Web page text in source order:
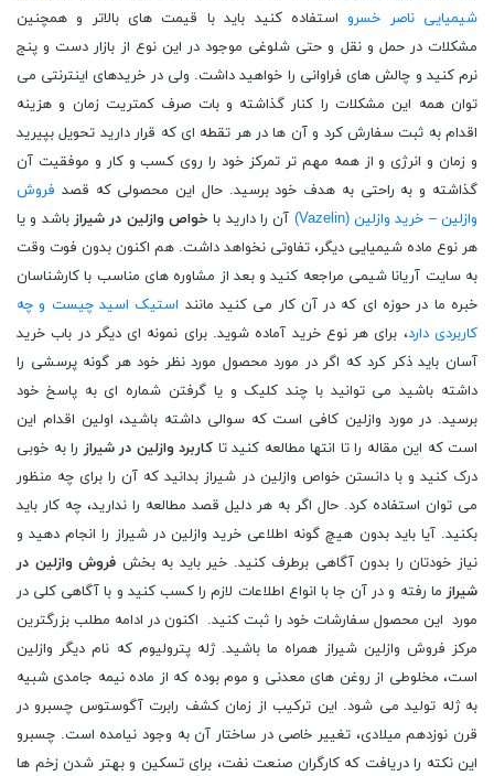
شیمیایی ناصر خسرو استفاده کنید باید با قیمت های بالاتر و همچنین
مشکلات در حمل و نقل و حتی شلوغی موجود در این نوع از بازار دست و پنج
نرم کنید و چالش های فراوانی را خواهید داشت. ولی در خریدهای اینترنتی می
توان همه این مشکلات را کنار گذاشته و بات صرف کمتریت زمان و هزینه
اقدام به ثبت سفارش کرد و آن ها در هر تقطه ای که قرار دارید تحویل بپیرید
و زمان و انرژی و از همه مهم تر تمرکز خود را روی کسب و کار و موفقیت آن
گذاشته و به راحتی به هدف خود برسید. حال این محصولی که قصد فروش
وازلین – خرید وازلین (Vazelin)
آن را دارید با خواص وازلین در شیراز باشد و یا
هر نوع ماده شیمیایی دیگر، تفاوتی نخواهد داشت. هم اکنون بدون فوت وقت
به سایت آریانا شیمی مراجعه کنید و بعد از مشاوره های مناسب با کارشناسان
خبره ما در حوزه ای که در آن کار می کنید مانند استیک اسید چیست و چه
کاربردی دارد، برای هر نوع خرید آماده شوید. برای نمونه ای دیگر در باب خرید
آسان باید ذکر کرد که اگر در مورد محصول مورد نظر خود هر گونه پرسشی را
داشته باشید می توانید با چند کلیک و یا گرفتن شماره ای به پاسخ خود
برسید. در مورد وازلین کافی است که سوالی داشته باشید، اولین اقدام این
است که این مقاله را تا انتها مطالعه کنید تا کاربرد وازلین در شیراز را به خوبی
درک کنید و با دانستن خواص وازلین در شیراز بدانید که آن را برای چه منظور
می توان استفاده کرد. حال اگر به هر دلیل قصد مطالعه را ندارید، چه کار باید
بکنید. آیا باید بدون هیچ گونه اطلاعی خرید وازلین در شیراز را انجام دهید و
نیاز خودتان را بدون آگاهی برطرف کنید. خیر باید به بخش فروش وازلین در
شیراز ما رفته و در آن جا با انواع اطلاعات لازم را کسب کنید و با آگاهی کلی در
مورد این محصول سفارشات خود را ثبت کنید. اکنون در ادامه مطلب بزرگترین
مرکز فروش وازلین شیراز همراه ما باشید. ژله پترولیوم که نام دیگر وازلین
است، مخلوطی از روغن‌ های معدنی و موم بوده که از ماده نیمه جامدی شبیه
به ژله تولید می شود. این ترکیب از زمان کشف رابرت آگوستوس چسبرو در
قرن نوزدهم میلادی، تغییر خاصی در ساختار آن به وجود نیامده است. چسبرو
این نکته را دریافت که کارگران صنعت نفت، برای تسکین و بهتر شدن زخم ‌ها